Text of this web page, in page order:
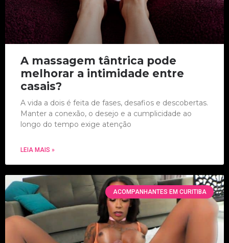
A massagem tântrica pode
melhorar a intimidade entre
casais?
A vida a dois é feita de fases, desafios e descobertas.
Manter a conexão, o desejo e a cumplicidade ao
longo do tempo exige atenção
LEIA MAIS »
ACOMPANHANTES EM CURITIBA